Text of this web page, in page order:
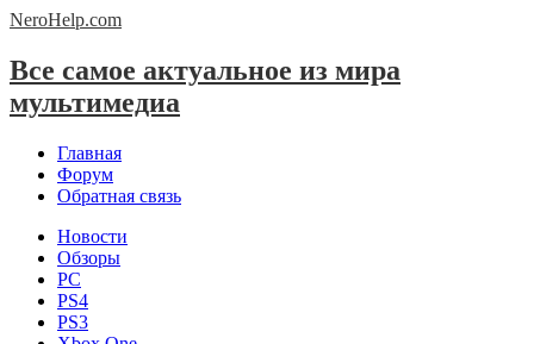
NeroHelp.com
Все самое актуальное из мира
мультимедиа
Главная
Форум
Обратная связь
Новости
Обзоры
PC
PS4
PS3